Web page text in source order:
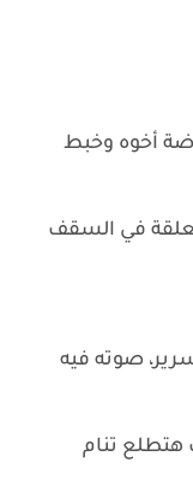
أخوه وخبط
في السقف
صوته فيه
تنام